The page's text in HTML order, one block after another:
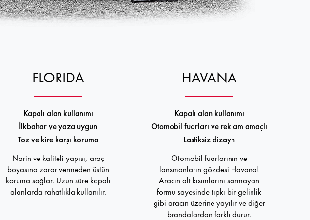
FLORIDA
Kapalı alan kullanımı
İlkbahar ve yaza uygun
Toz ve kire karşı koruma
Narin ve kaliteli yapısı, araç
boyasına zarar vermeden üstün
koruma sağlar. Uzun süre kapalı
alanlarda rahatlıkla kullanılır.
HAVANA
Kapalı alan kullanımı
Otomobil fuarları ve reklam amaçlı
Lastiksiz dizayn
Otomobil fuarlarının ve
lansmanların gözdesi Havana!
Aracın alt kısımlarını sarmayan
formu sayesinde tıpkı bir gelinlik
gibi aracın üzerine yayılır ve diğer
brandalardan farklı durur.